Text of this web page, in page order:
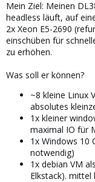
Mein Ziel: Meinen
headless läuft, auf
2x Xeon E5-2690
einschüben für
zu erhöhen.
Was soll er können?
~8 kleine Linux
absolutes
1x kleiner
maximal IO für
1x Windows 10
notwendig)
1x debian VM
Elkstack). mittel